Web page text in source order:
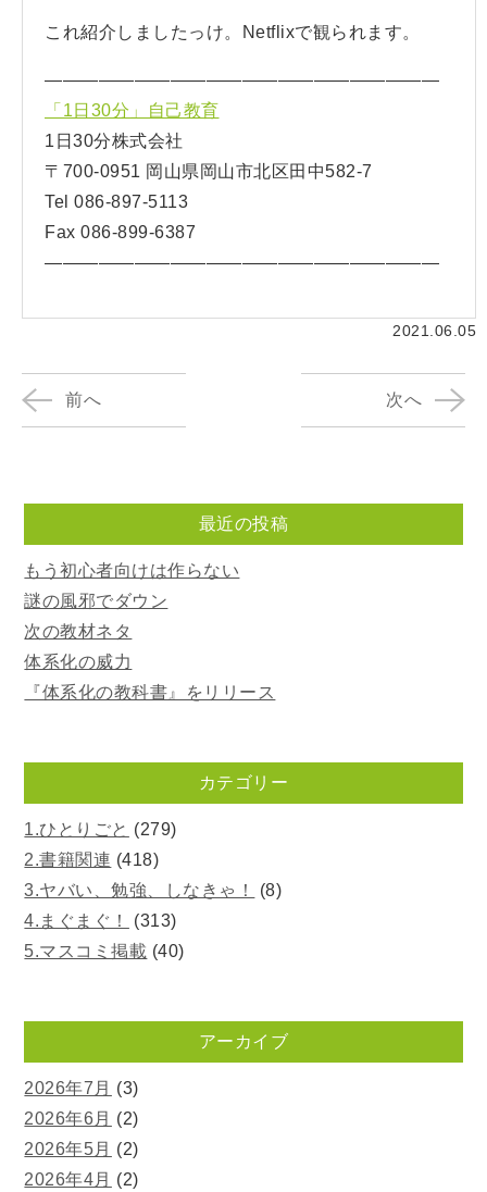
これ紹介しましたっけ。Netflixで観られます。
——————————————————————
「1日30分」自己教育
1日30分株式会社
〒700-0951 岡山県岡山市北区田中582-7
Tel 086-897-5113
Fax 086-899-6387
——————————————————————
2021.06.05
前へ 次へ
最近の投稿
もう初心者向けは作らない
謎の風邪でダウン
次の教材ネタ
体系化の威力
『体系化の教科書』をリリース
カテゴリー
1.ひとりごと (279)
2.書籍関連 (418)
3.ヤバい、勉強、しなきゃ！
(8)
4.まぐまぐ！
(313)
5.マスコミ掲載 (40)
アーカイブ
2026年7月 (3)
2026年6月 (2)
2026年5月 (2)
2026年4月 (2)